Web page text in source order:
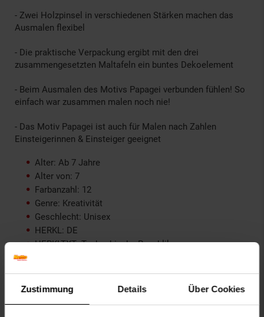
Zustimmung Details Über Cookies
- Zwei Holzpinsel in verschiedenen Stärken machen das
Ausmalen flexibel
- Die praktische Verpackung ergibt mit den drei
zusammengesetzten Maltafeln ein buntes Dekoelement
- Beim Ausmalen des Motivs Papagei verbunden fühlen! So
einfach war zusammen malen noch nie!
- Das Motiv Papagei ist auch für Malen nach Zahlen
Einsteigerinnen & Einsteiger geeignet
Alter: Ab 7 Jahre
Alter von: 7
Farbanzahl: 12
Genre: Kreativität
Geschlecht: Unisex
HERKL: DE
HERKLTXT: Tschechische Republik
Motivanzahl: 1
Produkttyp: Spiel